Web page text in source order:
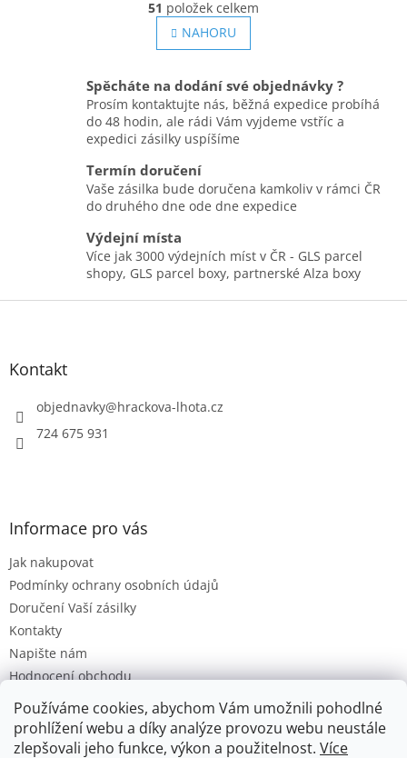
Používáme cookies, abychom Vám umožnili pohodlné
prohlížení webu a díky analýze provozu webu neustále
zlepšovali jeho funkce, výkon a použitelnost. Více
v
l
á
a
c
í
p
k
y
p
i
r
á
n
k
v
á
n
í
51 položek celkem
NAHORU
Spěcháte na dodání své objednávky ?
Prosím kontaktujte nás, běžná expedice probíhá
do 48 hodin, ale rádi Vám vyjdeme vstříc a
expedici zásilky uspíšíme
Termín doručení
Vaše zásilka bude doručena kamkoliv v rámci ČR
do druhého dne ode dne expedice
Výdejní místa
Více jak 3000 výdejních míst v ČR - GLS parcel
shopy, GLS parcel boxy, partnerské Alza boxy
Z
Kontakt
objednavky@hrackova-lhota.cz
724 675 931
Informace pro vás
Jak nakupovat
Podmínky ochrany osobních údajů
Doručení Vaší zásilky
Kontakty
Napište nám
Hodnocení obchodu
Moje objednávka
Obchodní Podmínky